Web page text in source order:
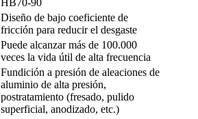
Diseño de bajo coeficiente de
fricción para reducir el desgaste
Puede alcanzar más de 100.000
veces la vida útil de alta frecuencia
Fundición a presión de aleaciones de
aluminio de alta presión,
postratamiento (fresado, pulido
superficial, anodizado, etc.)